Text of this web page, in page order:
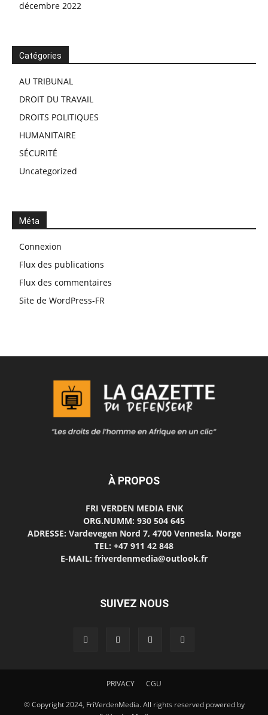
décembre 2022
Catégories
AU TRIBUNAL
DROIT DU TRAVAIL
DROITS POLITIQUES
HUMANITAIRE
SÉCURITÉ
Uncategorized
Méta
Connexion
Flux des publications
Flux des commentaires
Site de WordPress-FR
À PROPOS
FRI VERDEN MEDIA ENK
ORG.NUMM: 930 504 645
ADRESSE: Vardevegen Nord 7, 4700 Vennesla, Norge
TEL: +47 911 42 848
E-MAIL: friverdenmedia@outlook.fr
SUIVEZ NOUS
PRIVACY CGU
© Copyright 2024, FriVerdenMedia. All rights reserved powered by